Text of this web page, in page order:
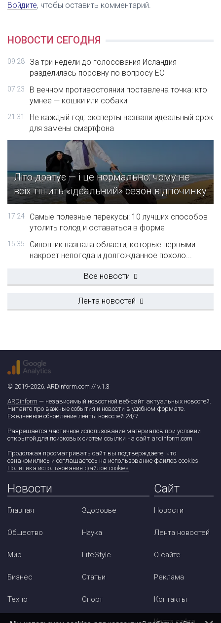
Войдите, чтобы оставить комментарий.
НОВОСТИ СЕГОДНЯ
09:28
За три недели до голосования Исландия
разделилась поровну по вопросу ЕС
07:23
В вечном противостоянии поставлена точка: кто
умнее — кошки или собаки
21:31
Не каждый год: эксперты назвали идеальный срок
для замены смартфона
Літо дратує — і це нормально: чому не
всіх тішить «ідеальний» сезон відпочинку
17:24
Самые полезные перекусы: 10 лучших способов
утолить голод и оставаться в форме
15:35
Синоптик назвала области, которые первыми
накроет непогода и долгожданное похоло...
Все новости
Лента новостей
© 2019-2026. ARDinform.com // v.1.3
ARDinform — независимый новостной веб-сайт актуальных новостей.
Читайте про важные события и новости в удобном формате.
Ежедневное обновление ленты новостей 24/7.
Разрешается частичное использование материалов при условии
открытой для поисковых систем ссылки на сайт ardinform.com
Продолжая просматривать сайт вы подтверждаете, что
ознакомились и соглашаетесь на использование файлов cookies.
Политика использования файлов cookies.
Новости
Главная
Общество
Мир
Бизнес
Техно
Здоровье
Наука
LifeStyle
Статьи
Спорт
Сайт
Новости
Лента новостей
О сайте
Реклама
Контакты